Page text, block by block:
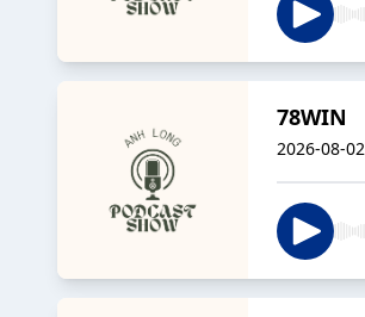
78WIN
2026-08-02